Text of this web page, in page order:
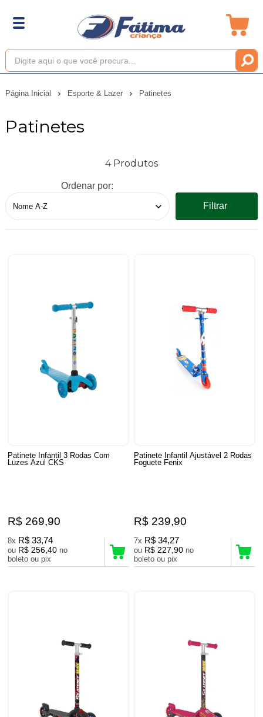
Página Inicial Esporte & Lazer Patinetes
Patinetes
4
Ordenar por:
Filtrar
Patinete Infantil 3 Rodas Com
Luzes Azul CKS
R$ 269,90
8x R$ 33,74
ou R$ 256,40 no
boleto ou pix
Patinete Infantil Ajustável 2 Rodas
Foguete Fenix
R$ 239,90
7x R$ 34,27
ou R$ 227,90 no
boleto ou pix